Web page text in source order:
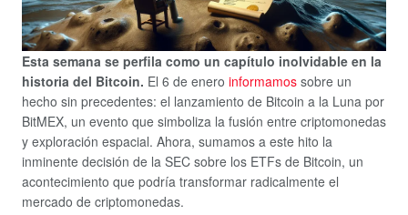
Esta semana se perfila como un capítulo inolvidable en la
historia del Bitcoin. El 6 de enero informamos sobre un
hecho sin precedentes: el lanzamiento de Bitcoin a la Luna por
BitMEX, un evento que simboliza la fusión entre criptomonedas
y exploración espacial. Ahora, sumamos a este hito la
inminente decisión de la SEC sobre los ETFs de Bitcoin, un
acontecimiento que podría transformar radicalmente el
mercado de criptomonedas.